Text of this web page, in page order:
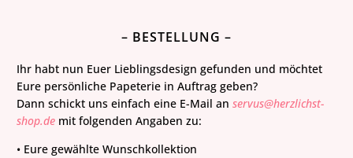
– BESTELLUNG –
Ihr habt nun Euer Lieblingsdesign gefunden und möchtet
Eure persönliche Papeterie in Auftrag geben?
Dann schickt uns einfach eine E-Mail anservus@herzlichst-
shop.de mit folgenden Angaben zu:
• Eure gewählte Wunschkollektion